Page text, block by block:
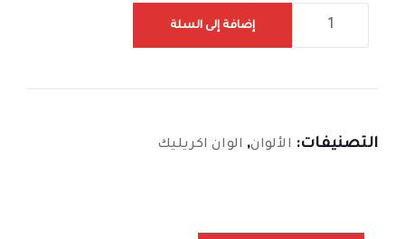
إضافة إلى السلة
التصنيفات: الألوان, الوان اكريليك